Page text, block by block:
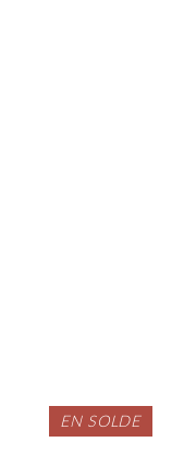
EN SOLDE